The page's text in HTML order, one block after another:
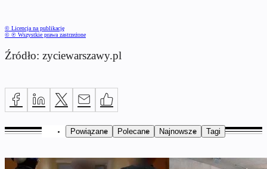
© Licencja na publikację
© ℗ Wszystkie prawa zastrzeżone
Źródło: zyciewarszawy.pl
Powiązane Polecane Najnowsze Tagi